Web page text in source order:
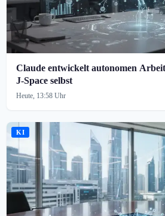
Claude entwickelt autonomen
J-Space selbst
Heute, 13:58 Uhr
KI